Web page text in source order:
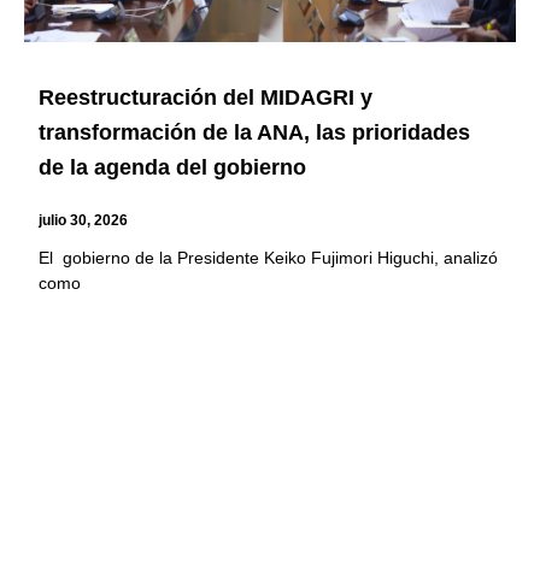
Reestructuración del MIDAGRI y
transformación de la ANA, las prioridades
de la agenda del gobierno
julio 30, 2026
El gobierno de la Presidente Keiko Fujimori Higuchi, analizó
como